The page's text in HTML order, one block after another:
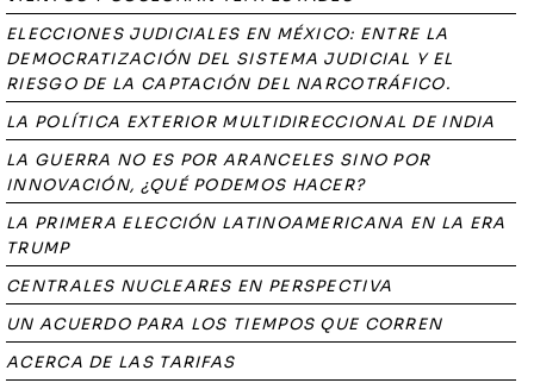
ELECCIONES JUDICIALES EN MÉXICO: ENTRE LA
DEMOCRATIZACIÓN DEL SISTEMA JUDICIAL Y EL
RIESGO DE LA CAPTACIÓN DEL NARCOTRÁFICO.
LA POLÍTICA EXTERIOR MULTIDIRECCIONAL DE INDIA
LA GUERRA NO ES POR ARANCELES SINO POR
INNOVACIÓN, ¿QUÉ PODEMOS HACER?
LA PRIMERA ELECCIÓN LATINOAMERICANA EN LA ERA
TRUMP
CENTRALES NUCLEARES EN PERSPECTIVA
UN ACUERDO PARA LOS TIEMPOS QUE CORREN
ACERCA DE LAS TARIFAS